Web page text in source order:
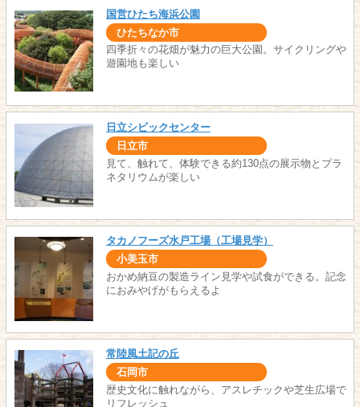
国営ひたち海浜公園
ひたちなか市
四季折々の花畑が魅力の巨大公園。サイクリングや
遊園地も楽しい
日立シビックセンター
日立市
見て、触れて、体験できる約130点の展示物とプラ
ネタリウムが楽しい
タカノフーズ水戸工場（工場見学）
小美玉市
おかめ納豆の製造ライン見学や試食ができる。記念
におみやげがもらえるよ
常陸風土記の丘
石岡市
歴史文化に触れながら、アスレチックや芝生広場で
リフレッシュ